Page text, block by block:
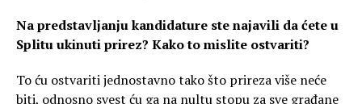
Na predstavljanju kandidature ste najavili da ćete u
Splitu ukinuti prirez? Kako to mislite ostvariti?
To ću ostvariti jednostavno tako što prireza više neće
biti, odnosno svest ću ga na nultu stopu za sve građane